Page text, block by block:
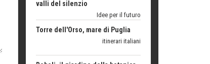
Torre dell'Orso, mare di Puglia
itinerari italiani
Boboli, il giardino della botanica
Gioielli italiani